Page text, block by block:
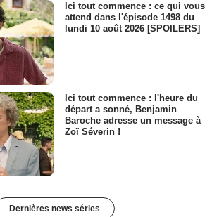
Ici tout commence : ce qui vous
attend dans l'épisode 1498 du
lundi 10 août 2026 [SPOILERS]
Ici tout commence : l'heure du
départ a sonné, Benjamin
Baroche adresse un message à
Zoï Séverin !
Dernières news séries